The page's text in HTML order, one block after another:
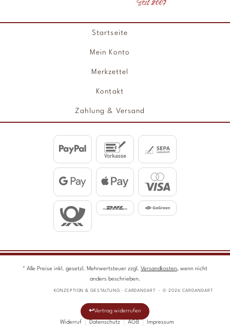
Startseite
Mein Konto
Merkzettel
Kontakt
Zahlung & Versand
* Alle Preise inkl. gesetzl. Mehrwertsteuer zzgl. Versandkosten, wenn nicht
anders beschrieben.
KONZEPTION & GESTALTUNG · CARDANDART · © 2026 CARDANDART
Vertrag widerrufen
Widerruf
Datenschutz AGB Impressum